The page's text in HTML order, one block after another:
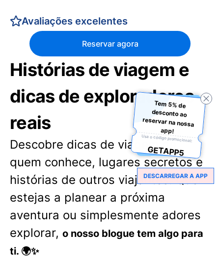
Avaliações excelentes
Reservar agora
Histórias de viagem e
dicas de exploradores
reais
Descobre dicas de viagem de
quem conhece, lugares secretos e
histórias de outros viajantes. Quer
estejas a planear a próxima
aventura ou simplesmente adores
explorar, o nosso blogue tem algo para
ti. 🌍✨
Tem 5% de
desconto ao
reservar na nossa
app!
Usa o código promocional:
GETAPP5
DESCARREGAR A APP